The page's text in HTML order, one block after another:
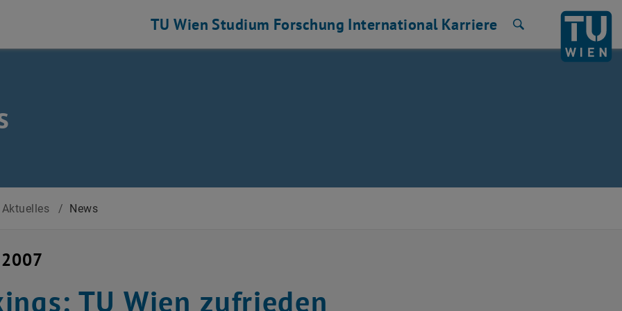
TU Wien Studium Forschung International Karriere
Aktuelles / News
TU Wien zufrieden